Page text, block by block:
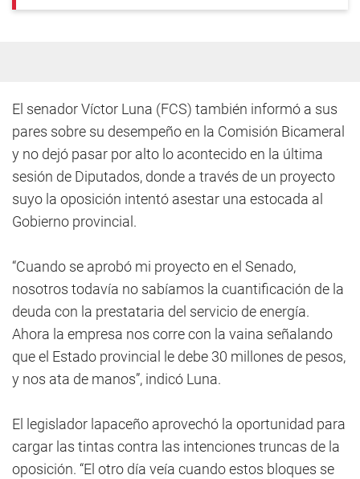
El senador Víctor Luna (FCS) también informó a sus
pares sobre su desempeño en la Comisión Bicameral
y no dejó pasar por alto lo acontecido en la última
sesión de Diputados, donde a través de un proyecto
suyo la oposición intentó asestar una estocada al
Gobierno provincial.
“Cuando se aprobó mi proyecto en el Senado,
nosotros todavía no sabíamos la cuantificación de la
deuda con la prestataria del servicio de energía.
Ahora la empresa nos corre con la vaina señalando
que el Estado provincial le debe 30 millones de pesos,
y nos ata de manos”, indicó Luna.
El legislador lapaceño aprovechó la oportunidad para
cargar las tintas contra las intenciones truncas de la
oposición. “El otro día veía cuando estos bloques se